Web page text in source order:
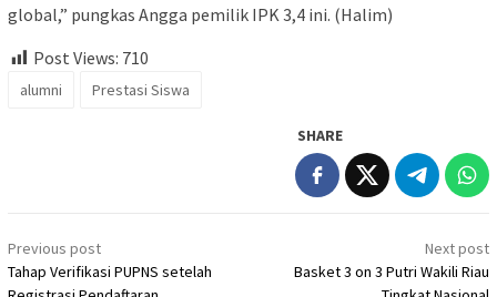
global,” pungkas Angga pemilik IPK 3,4 ini. (Halim)
Post Views: 710
alumni Prestasi Siswa
SHARE
Post
navigation
Previous post
Tahap Verifikasi PUPNS setelah
Next post
Basket 3 on 3 Putri Wakili Riau